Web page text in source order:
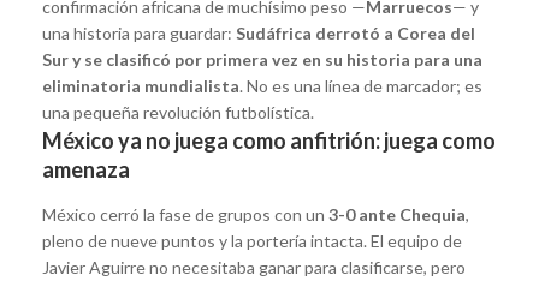
confirmación africana de muchísimo peso —Marruecos— y
una historia para guardar: Sudáfrica derrotó a Corea del
Sur y se clasificó por primera vez en su historia para una
eliminatoria mundialista. No es una línea de marcador; es
una pequeña revolución futbolística.
México ya no juega como anfitrión: juega como
amenaza
México cerró la fase de grupos con un 3-0 ante Chequia,
pleno de nueve puntos y la portería intacta. El equipo de
Javier Aguirre no necesitaba ganar para clasificarse, pero